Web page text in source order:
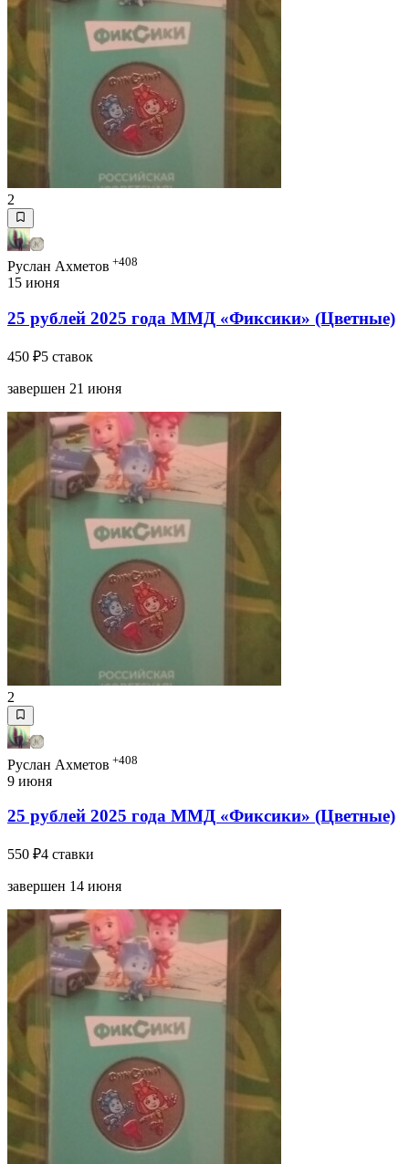
2
Руслан Ахметов +408
15 июня
25 рублей 2025 года ММД «Фиксики» (Цветные)
450 ₽5 ставок
завершен 21 июня
2
Руслан Ахметов +408
9 июня
25 рублей 2025 года ММД «Фиксики» (Цветные)
550 ₽4 ставки
завершен 14 июня